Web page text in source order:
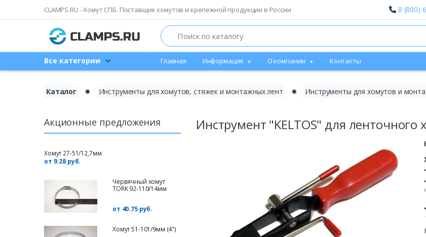
CLAMPS.RU - Хомут СПБ. Поставщик хомутов и крепежной продукции в России 8 (800)
Search
Все категории Главная Информация О компании Контакты
Каталог ✹ Инструменты для хомутов, стяжек и монтажных лент ✹ Инструменты для хомутов и
Акционные предложения
Хомут 27-51/12,7мм
от 9.28 руб.
Червячный хомут
TORK 92-110/14мм
от 40.75 руб.
Хомут 51-101/9мм (4")
Инструмент "KELTOS" для